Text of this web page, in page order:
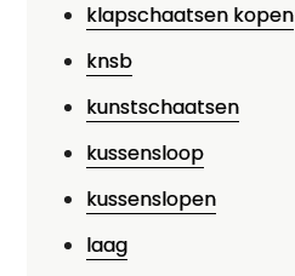
klapschaatsen kopen
knsb
kunstschaatsen
kussensloop
kussenslopen
laag